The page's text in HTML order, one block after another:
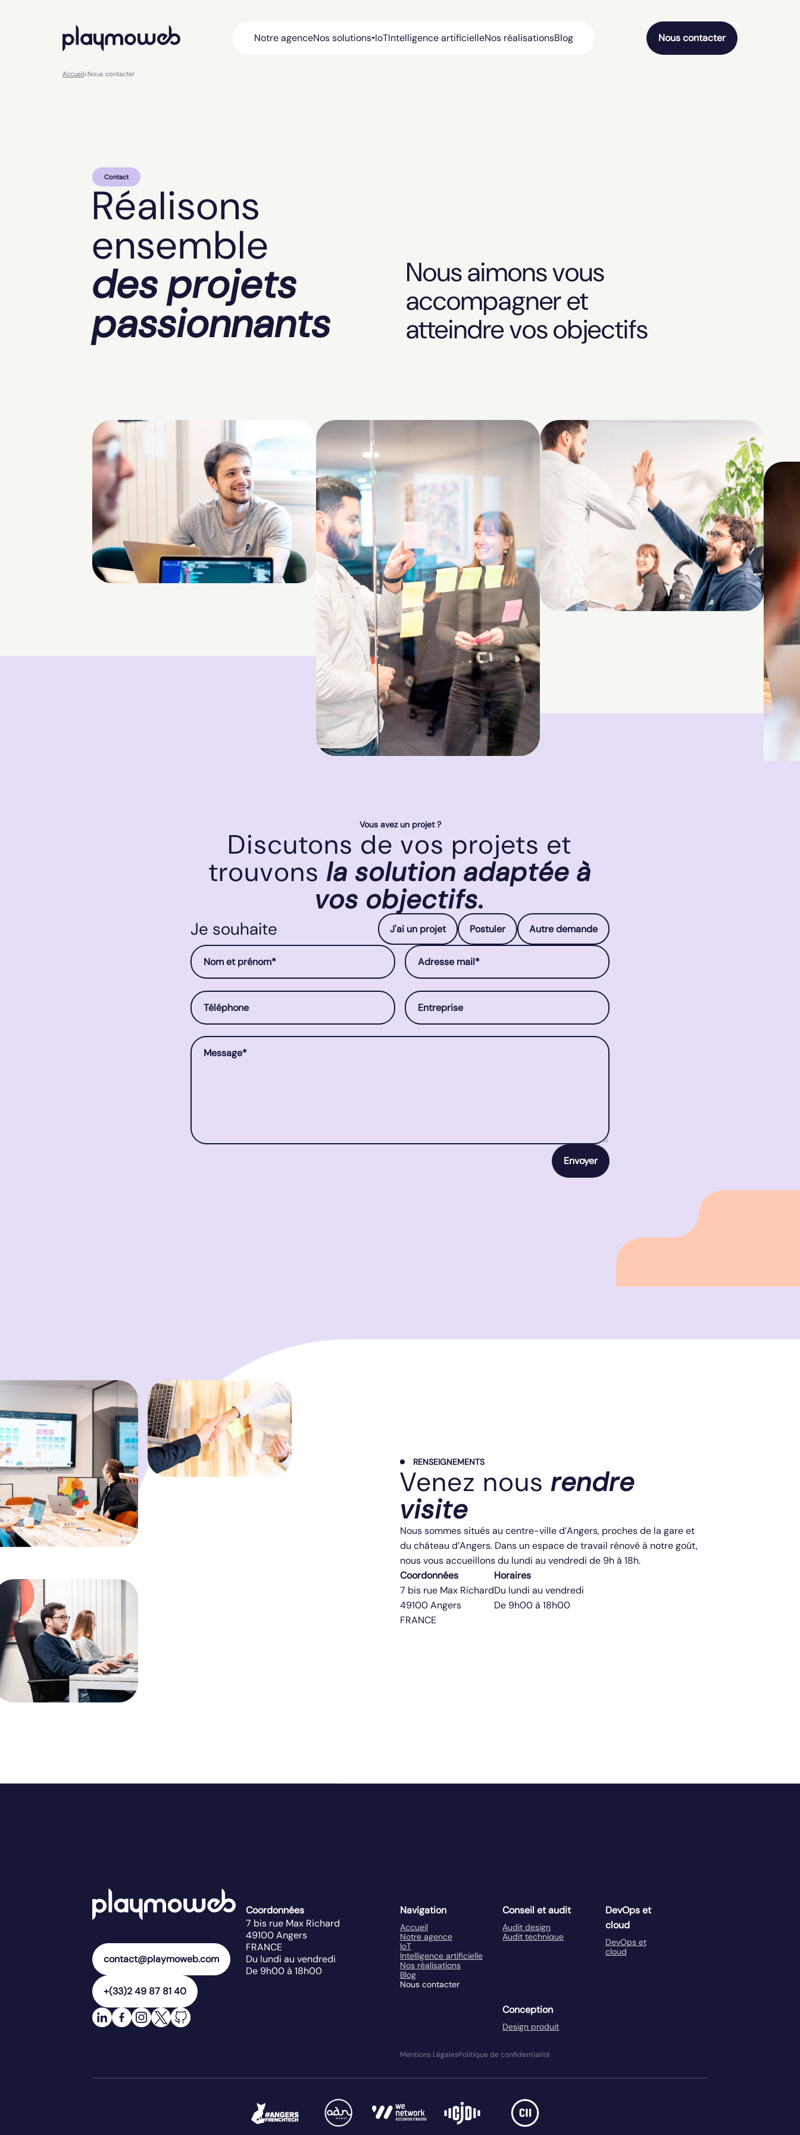
Notre agenceNos solutions IoTIntelligence artificielleNos réalisationsBlog Nous contacter
Accueil>Nous contacter
Contact
Réalisons
ensemble
des projets
passionnants
Nous aimons vous
accompagner et
atteindre vos objectifs
Vous avez un projet ?
Discutons de vos projets et
trouvons la solution adaptée à
vos objectifs.
Your name :
Je souhaite J'ai un projet Postuler Autre demande
RENSEIGNEMENTS
Venez nousrendre
visite
Nous sommes situés au centre-ville d’Angers, proches de la gare et
du château d’Angers. Dans un espace de travail rénové à notre goût,
nous vous accueillons du lundi au vendredi de 9h à 18h.
Coordonnées
7 bis rue Max Richard
49100 Angers
FRANCE
Horaires
Du lundi au vendredi
De 9h00 à 18h00
contact@playmoweb.com
+(33)2 49 87 81 40
Coordonnées
7 bis rue Max Richard
49100 Angers
FRANCE
Du lundi au vendredi
De 9h00 à 18h00
Navigation
Accueil
Notre agence
IoT
Intelligence artificielle
Nos réalisations
Blog
Nous contacter
Conception
Design produit
Conseil et audit
Audit design
Audit technique
DevOps et
cloud
DevOps et
cloud
Mentions LégalesPolitique de confidentialité